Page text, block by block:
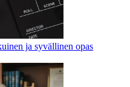
ja syvällinen opas